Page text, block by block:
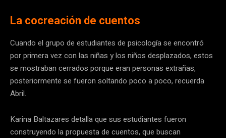
La cocreación de cuentos
Cuando el grupo de estudiantes de psicología se encontró
por primera vez con las niñas y los niños desplazados, estos
se mostraban cerrados porque eran personas extrañas,
posteriormente se fueron soltando poco a poco, recuerda
Abril.
Karina Baltazares detalla que sus estudiantes fueron
construyendo la propuesta de cuentos, que buscan